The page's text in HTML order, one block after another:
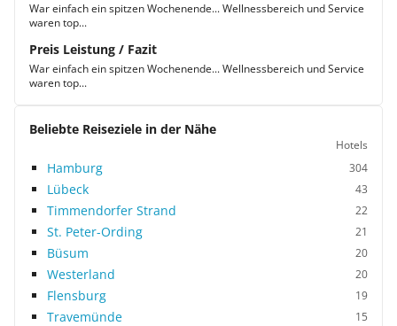
War einfach ein spitzen Wochenende... Wellnessbereich und Service
waren top...
Preis Leistung / Fazit
War einfach ein spitzen Wochenende... Wellnessbereich und Service
waren top...
Beliebte Reiseziele in der Nähe
Hotels
Hamburg 304
Lübeck 43
Timmendorfer Strand 22
St. Peter-Ording 21
Büsum 20
Westerland 20
Flensburg 19
Travemünde 15